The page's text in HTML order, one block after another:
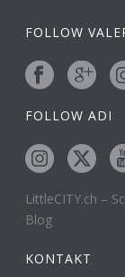
FOLLOW
FOLLOW ADI
LittleCITY.ch –
Blog
KONTAKT